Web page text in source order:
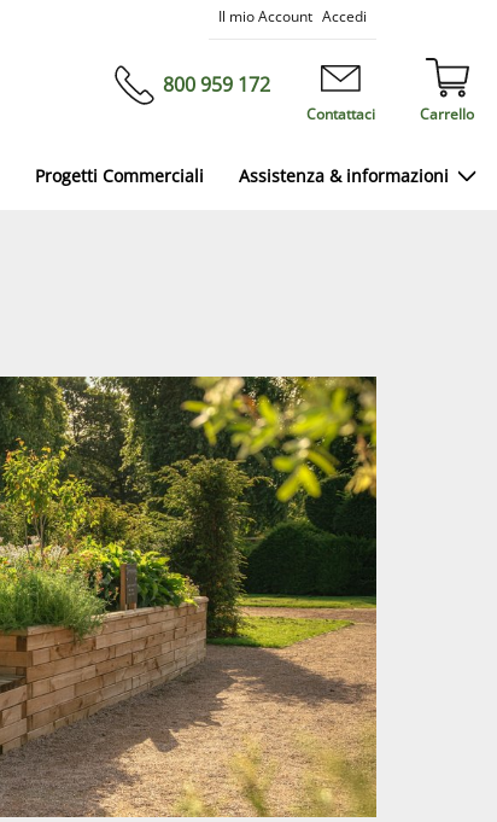
Il mio Account Accedi
Salta
Carrello
800 959 172
Contattaci
Progetti Commerciali Assistenza & informazioni